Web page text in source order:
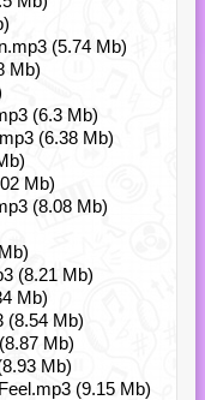
(5.74 Mb)
Mb)
(6.3 Mb)
(6.38 Mb)
Mb)
(8.08 Mb)
(8.21 Mb)
Mb)
(8.54 Mb)
Mb)
Mb)
(9.15 Mb)